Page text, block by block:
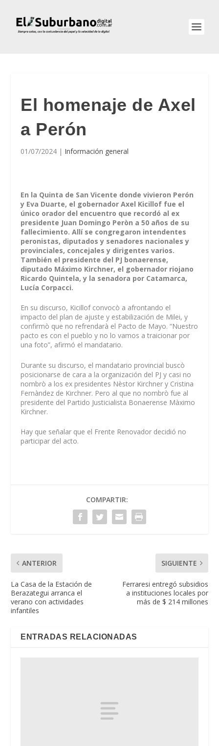
El homenaje de Axel
a Perón
01/07/2024 | Información general
En la Quinta de San Vicente donde vivieron Perón
y Eva Duarte, el gobernador Axel Kicillof fue el
único orador del encuentro que recordó al ex
presidente Juan Domingo Peròn a 50 años de su
fallecimiento. Allí se congregaron intendentes
peronistas, diputados y senadores nacionales y
provinciales, concejales y dirigentes varios.
También el presidente del PJ bonaerense,
diputado Máximo Kirchner, el gobernador riojano
Ricardo Quintela, y la senadora por Catamarca,
Lucía Corpacci.
En su discurso, Kicillof convocò a afrontando el
impacto del plan de ajuste y estabilización de Milei, y
confirmò que no refrendarà el Pacto de Mayo. “Nuestro
pacto es con el pueblo y no lo vamos a traicionar por
una foto”, afirmó el mandatario.
Durante su discurso, el mandatario provincial buscò
posicionarse de cara a la organización del PJ y casi no
nombrò a los ex presidentes Nèstor Kirchner y Cristina
Fernàndez de Kirchner. Pero al que no nombrò fue al
presidente del Partido Justicialista Bonaerense Màximo
Kirchner.
Hay que señalar que el Frente Renovador decidió no
participar del acto.
COMPARTIR:
ANTERIOR
La Casa de la Estación de
Berazategui arranca el
verano con actividades
infantiles
SIGUIENTE
Ferraresi entregó subsidios
a instituciones locales por
más de $ 214 millones
ENTRADAS RELACIONADAS